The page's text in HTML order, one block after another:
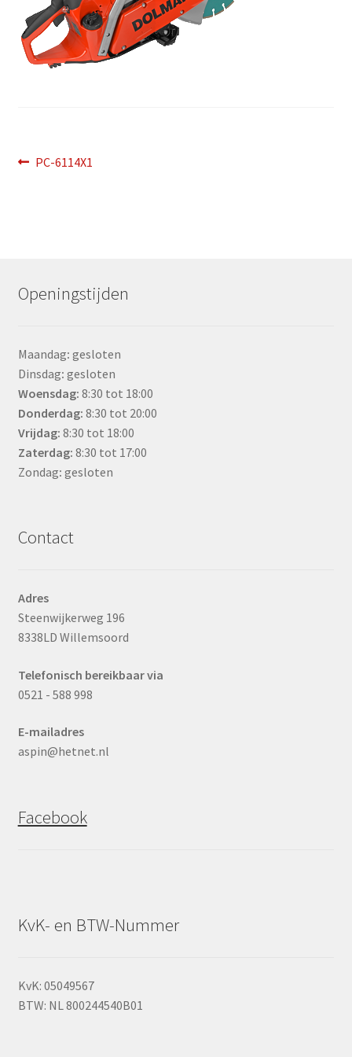
Bericht
Vorig
PC-6114X1
Openingstijden
Maandag: gesloten
Dinsdag: gesloten
Woensdag: 8:30 tot 18:00
Donderdag: 8:30 tot 20:00
Vrijdag: 8:30 tot 18:00
Zaterdag: 8:30 tot 17:00
Zondag: gesloten
Contact
Adres
Steenwijkerweg 196
8338LD Willemsoord
Telefonisch bereikbaar via
0521 - 588 998
E-mailadres
aspin@hetnet.nl
Facebook
KvK- en BTW-Nummer
KvK: 05049567
BTW: NL 800244540B01